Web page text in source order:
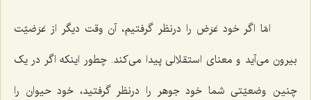
امّا اگر خود عَرَض را درنظر گرفتیم، آن وقت دیگر از عَرَضیّت
بیرون مى‌آید و معناى استقلالى پیدا مى‌کند. چطور اینکه اگر در یک
چنین وضعیّتى شما خود جوهر را درنظر گرفتید، خود حیوان را